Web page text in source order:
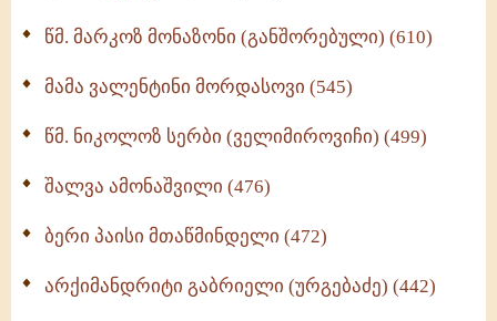
წმ. მარკოზ მონაზონი (განშორებული) (610)
მამა ვალენტინი მორდასოვი (545)
წმ. ნიკოლოზ სერბი (ველიმიროვიჩი) (499)
შალვა ამონაშვილი (476)
ბერი პაისი მთაწმინდელი (472)
არქიმანდრიტი გაბრიელი (ურგებაძე) (442)